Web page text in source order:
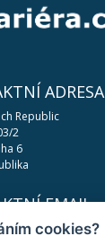
ADRESA
Republic
2
6
EMAIL
cookies?